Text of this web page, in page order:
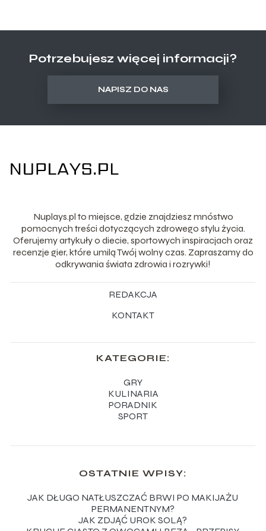
Potrzebujesz więcej informacji?
NAPISZ DO NAS
Nuplays.pl to miejsce, gdzie znajdziesz mnóstwo
pomocnych treści dotyczących zdrowego stylu życia.
Oferujemy artykuły o diecie, sportowych inspiracjach oraz
recenzje gier, które umilą Twój wolny czas. Zapraszamy do
odkrywania świata zdrowia i rozrywki!
REDAKCJA
KONTAKT
KATEGORIE:
GRY
KULINARIA
PORADNIK
SPORT
OSTATNIE WPISY:
JAK DŁUGO NATŁUSZCZAĆ BRWI PO MAKIJAŻU
PERMANENTNYM?
JAK ZDJĄĆ UROK SOLĄ?